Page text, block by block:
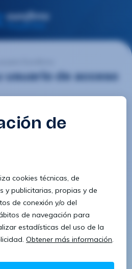
usuario de acceso
1 letra minúscula
1 número